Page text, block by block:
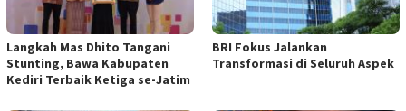
Langkah Mas Dhito Tangani
Stunting, Bawa Kabupaten
Kediri Terbaik Ketiga se-Jatim
BRI Fokus Jalankan
Transformasi di Seluruh Aspek